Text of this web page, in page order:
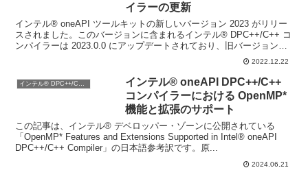
イラーの更新
インテル® oneAPI ツールキットの新しいバージョン 2023 がリリー
スされました。このバージョンに含まれるインテル® DPC++/C++ コ
ンパイラーは 2023.0.0 にアップデートされており、旧バージョンの
2022.12.22
インテル® DPC++/C++ コンパイラー
インテル® oneAPI DPC++/C++
コンパイラーにおける OpenMP*
機能と拡張のサポート
この記事は、インテル® デベロッパー・ゾーンに公開されている
「OpenMP* Features and Extensions Supported in Intel® oneAPI
DPC++/C++ Compiler」の日本語参考訳です。原...
2024.06.21